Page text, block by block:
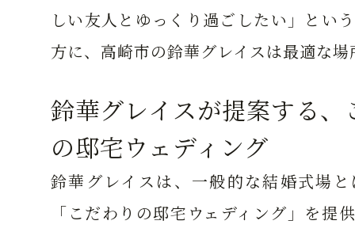
しい友人とゆっくり過ごしたい」とい
方に、高崎市の鈴華グレイスは最適な場
鈴華グレイスが提案する、
の邸宅ウェディング
鈴華グレイスは、一般的な結婚式場
「こだわりの邸宅ウェディング」を提